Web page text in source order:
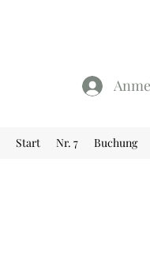
Start Nr. 7 Buchung